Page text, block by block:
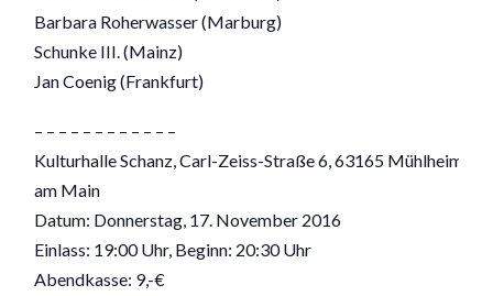
Barbara Roherwasser (Marburg)
Schunke III. (Mainz)
Jan Coenig (Frankfurt)
– – – – – – – – – – – –
Kulturhalle Schanz, Carl-Zeiss-Straße 6, 63165 Mühlheim
am Main
Datum: Donnerstag, 17. November 2016
Einlass: 19:00 Uhr, Beginn: 20:30 Uhr
Abendkasse: 9,-€